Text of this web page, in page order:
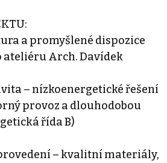
a promyšlené dispozice
ateliéru Arch. Davídek
– nízkoenergetické řešení
provoz a dlouhodobou
řída B)
– kvalitní materiály,